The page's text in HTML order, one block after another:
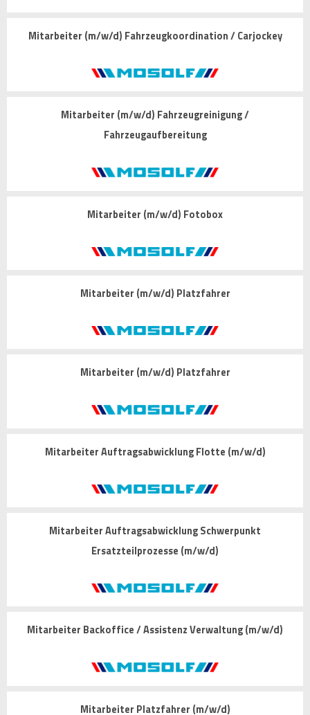
Mitarbeiter (m/w/d) Fahrzeugkoordination / Carjockey
Mitarbeiter (m/w/d) Fahrzeugreinigung /
Fahrzeugaufbereitung
Mitarbeiter (m/w/d) Fotobox
Mitarbeiter (m/w/d) Platzfahrer
Mitarbeiter (m/w/d) Platzfahrer
Mitarbeiter Auftragsabwicklung Flotte (m/w/d)
Mitarbeiter Auftragsabwicklung Schwerpunkt
Ersatzteilprozesse (m/w/d)
Mitarbeiter Backoffice / Assistenz Verwaltung (m/w/d)
Mitarbeiter Platzfahrer (m/w/d)